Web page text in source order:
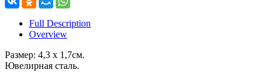
Full Description
Overview
Размер: 4,3 x 1,7см.
Ювелирная сталь.